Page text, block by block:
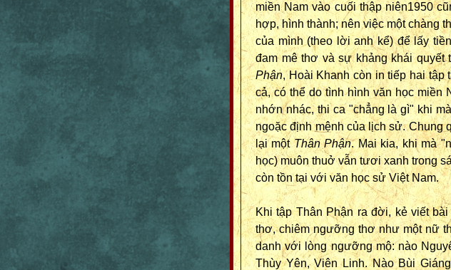
miền Nam vào cuối thập niên1950
hợp, hình thành; nên việc một chàng
của mình (theo lời anh kể) để lấy
đam mê thơ và sự khảng khái
Phận, Hoài Khanh còn in tiếp hai
cả, có thể do tình hình văn học miền
nhớn nhác, thi ca "chẳng là gì" khi
ngoặc định mệnh của lịch sử. Chung
lại một Thân Phận. Mai kia, khi mà
học) muôn thuở vẫn tươi xanh trong
còn tồn tại với văn học sử Việt Nam.
Khi tập Thân Phận ra đời, kẻ viết
thơ, chiêm ngưỡng thơ như một nữ
danh với lòng ngưỡng mộ: nào
Thùy Yên, Viên Linh. Nào Bùi